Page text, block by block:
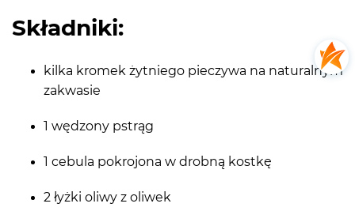
Składniki:
kilka kromek żytniego pieczywa na naturalnym
zakwasie
1 wędzony pstrąg
1 cebula pokrojona w drobną kostkę
2 łyżki oliwy z oliwek